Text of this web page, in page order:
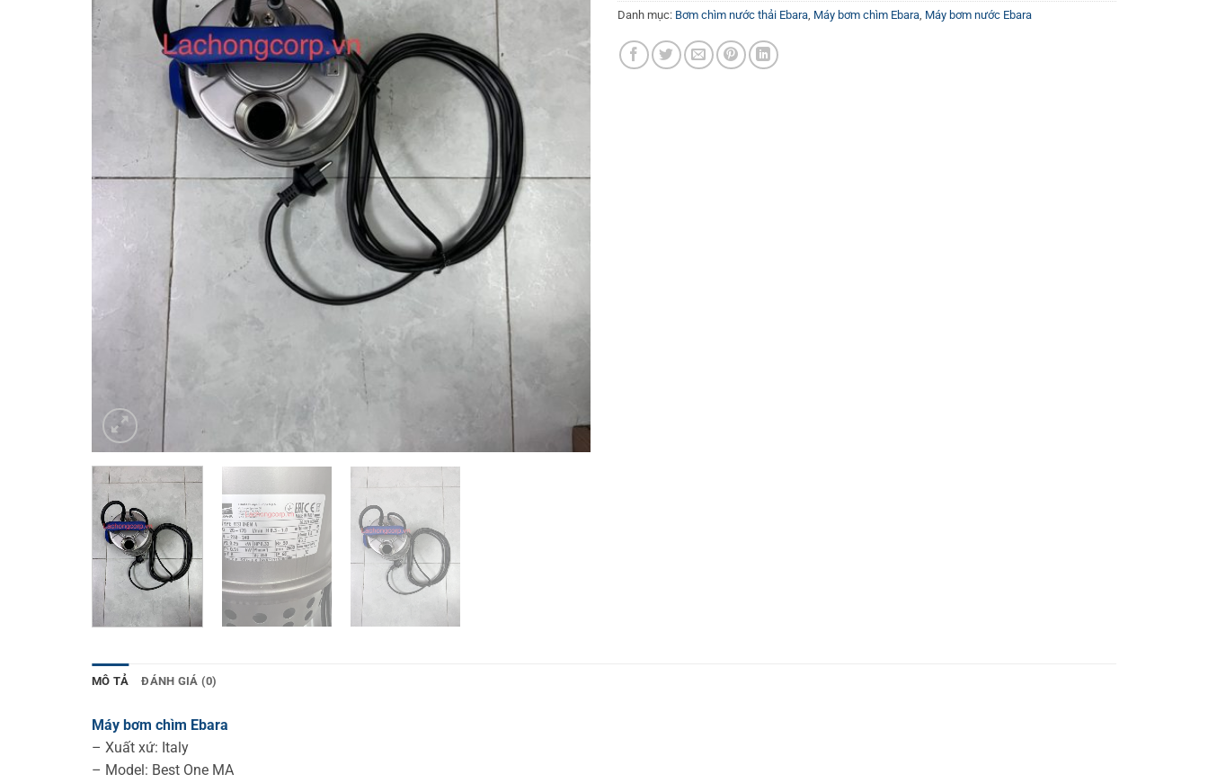
Danh mục: Bơm chìm nước thải Ebara Máy bơm chìm Ebara Máy bơm nước Ebara
MÔ TẢ ĐÁNH GIÁ (0)
Máy bơm chìm Ebara
– Xuất xứ: Italy
– Model: Best One MA